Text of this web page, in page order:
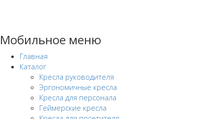
Мобильное меню
Главная
Каталог
Кресла руководителя
Эргономичные кресла
Кресла для персонала
Геймерские кресла